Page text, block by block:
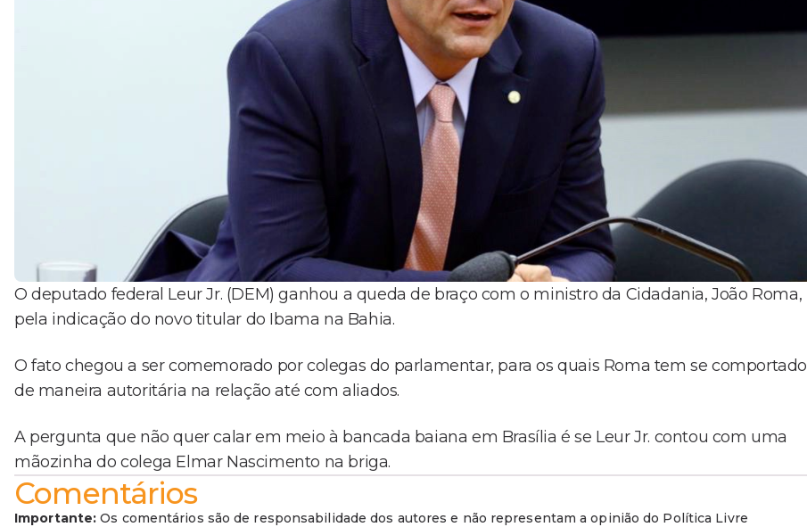
O deputado federal Leur Jr. (DEM) ganhou a queda de braço com o ministro da Cidadania, João Roma,
pela indicação do novo titular do Ibama na Bahia.
O fato chegou a ser comemorado por colegas do parlamentar, para os quais Roma tem se comportado
de maneira autoritária na relação até com aliados.
A pergunta que não quer calar em meio à bancada baiana em Brasília é se Leur Jr. contou com uma
mãozinha do colega Elmar Nascimento na briga.
Comentários
Importante: Os comentários são de responsabilidade dos autores e não representam a opinião do Política Livre